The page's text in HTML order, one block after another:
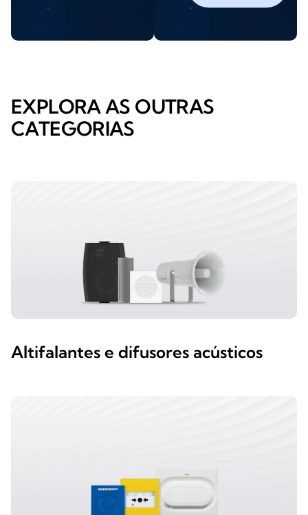
EXPLORA AS OUTRAS
CATEGORIAS
Altifalantes e difusores acústicos